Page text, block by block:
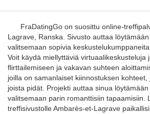
FraDatingGo on suosittu online-
Lagrave, Ranska. Sivusto auttaa
valitsemaan sopivia
Voit käydä miellyttäviä virtuaalikeskusteluja
flirttailemiseen ja vakavan suhteen
joilla on samanlaiset kiinnostuksen kohteet,
joista pidät. Projekti auttaa sinua
valitsemaan parin romanttisiin tapaamisiin.
treffisivustolle Ambarès-et-Lagrave